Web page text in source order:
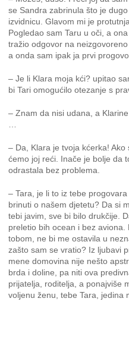
se Sandra zabrinula što je
izvidnicu. Glavom mi je
Pogledao sam Taru u oči, a
tražio odgovor na
a onda sam ipak ja prvi
– Je li Klara moja kći? upitao
bi Tari omogućilo otezanje s
– Znam da nisi udana, a
– Da, Klara je tvoja kćerka!
ćemo joj reći. Inače je bolje da
odrastala bez problema.
– Tara, je li to iz tebe
brinuti o našem djetetu? Da si
tebi javim, sve bi bilo drukčije.
preletio bih ocean i bez
tobom, ne bi me ostavila u
zašto sam se vratio? Iz ljubavi
mene domovina nije nešto
brda i doline, pa niti ova
prijatelja, roditelja, a ponajviše
voljenu ženu, tebe Tara, jedina
Iako sam muškarac, dozvolio
pridružila i Tara pa smo tako
izgubljenim vremenom i
odrastanje naše kćeri. Kad